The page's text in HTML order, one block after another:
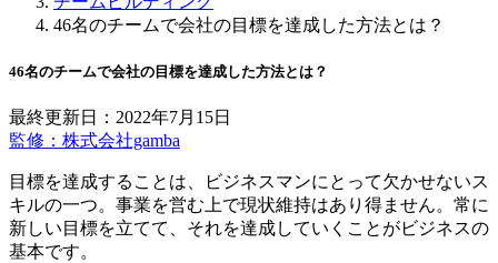
46名のチームで会社の目標を達成した方法とは？
46名のチームで会社の目標を達成した方法とは？
最終更新日：2022年7月15日
監修：株式会社gamba
目標を達成することは、ビジネスマンにとって欠かせないス
キルの一つ。事業を営む上で現状維持はあり得ません。常に
新しい目標を立てて、それを達成していくことがビジネスの
基本です。